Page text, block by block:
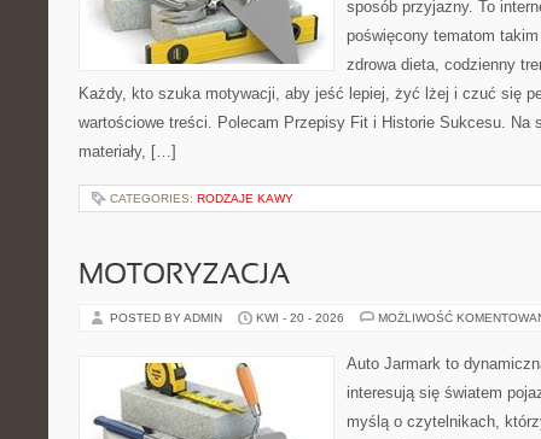
sposób przyjazny. To
poświęcony tematom
zdrowa dieta, codzienny
Każdy, kto szuka motywacji, aby jeść lepiej, żyć lżej i czuć się
wartościowe treści. Polecam Przepisy Fit i Historie Sukcesu. Na
materiały, […]
CATEGORIES: RODZAJE KAWY
MOTORYZACJA
POSTED BY ADMIN KWI - 20 - 2026 MOŻLIWOŚĆ
Auto Jarmark to
interesują się światem
myślą o czytelnikach,